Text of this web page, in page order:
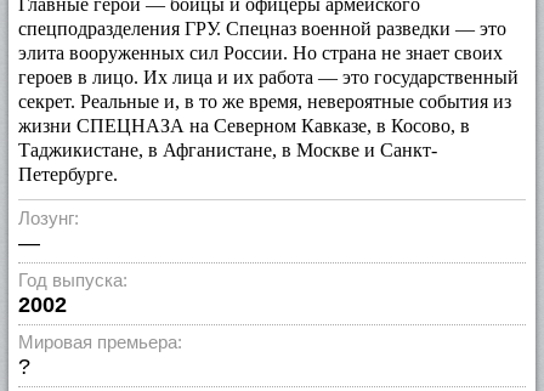
Главные герои — бойцы и офицеры армейского
спецподразделения ГРУ. Спецназ военной разведки — это
элита вооруженных сил России. Но страна не знает своих
героев в лицо. Их лица и их работа — это государственный
секрет. Реальные и, в то же время, невероятные события из
жизни СПЕЦНАЗА на Северном Кавказе, в Косово, в
Таджикистане, в Афганистане, в Москве и Санкт-
Петербурге.
Лозунг:
—
Год выпуска:
2002
Мировая премьера:
?